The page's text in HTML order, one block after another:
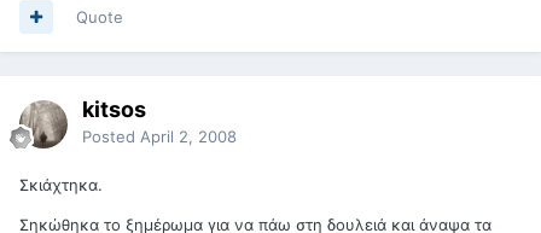
Quote
kitsos
Posted April 2, 2008
Σκιάχτηκα.
Σηκώθηκα το ξημέρωμα για να πάω στη δουλειά και άναψα τα